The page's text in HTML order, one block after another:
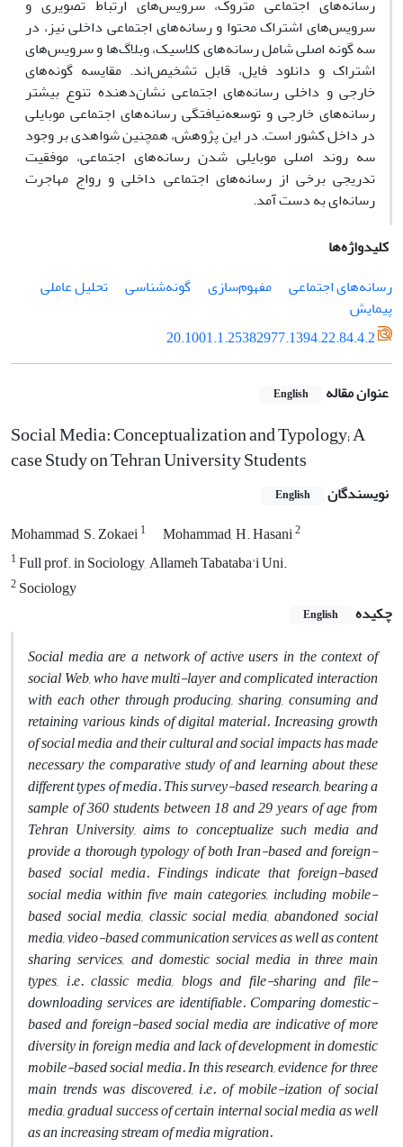
رسانه‌های اجتماعی متروک، سرویس‌های ارتباط تصویری و
سرویس‌های اشتراک محتوا و رسانه‌های اجتماعی داخلی نیز، در
سه گونه اصلی شامل رسانه‌های کلاسیک، وبلاگ‌ها و سرویس‌های
اشتراک و دانلود فایل، قابل تشخیص‌اند. مقایسه گونه‌های
خارجی و داخلی رسانه‌های اجتماعی نشان‌دهنده تنوع بیشتر
رسانه‌های خارجی و توسعه‌نیافتگی رسانه‌های اجتماعی موبایلی
در داخل کشور است. در این پژوهش، همچنین شواهدی بر وجود
سه روند اصلی موبایلی شدن رسانه‌های اجتماعی، موفقیت
تدریجی برخی از رسانه‌های اجتماعی داخلی و رواج مهاجرت
رسانه‌ای به دست آمد.
کلیدواژه‌ها
رسانه‌های اجتماعی
مفهوم‌سازی گونه‌شناسی
تحلیل عاملی
پیمایش
20.1001.1.25382977.1394.22.84.4.2
عنوان مقاله English
Social Media: Conceptualization and Typology; A
case Study on Tehran University Students
نویسندگان English
Mohammad, S. Zokaei1 Mohammad, H. Hasani2
1Full prof. in Sociology, Allameh Tabataba'i Uni.
2Sociology
چکیده
English
Social media are a network of active users in the context of
social Web, who have multi-layer and complicated interaction
with each other through producing, sharing, consuming and
retaining various kinds of digital material. Increasing growth
of social media and their cultural and social impacts has made
necessary the comparative study of and learning about these
different types of media. This survey-based research, bearing a
sample of 360 students between 18 and 29 years of age from
Tehran University, aims to conceptualize such media and
provide a thorough typology of both Iran-based and foreign-
based social media. Findings indicate that foreign-based
social media within five main categories, including mobile-
based social media, classic social media, abandoned social
media, video-based communication services as well as content
sharing services, and domestic social media in three main
types, i.e. classic media, blogs and file-sharing and file-
downloading services are identifiable. Comparing domestic-
based and foreign-based social media are indicative of more
diversity in foreign media and lack of development in domestic
mobile-based social media. In this research, evidence for three
main trends was discovered, i.e. of mobile-ization of social
media, gradual success of certain internal social media as well
as an increasing stream of media migration.